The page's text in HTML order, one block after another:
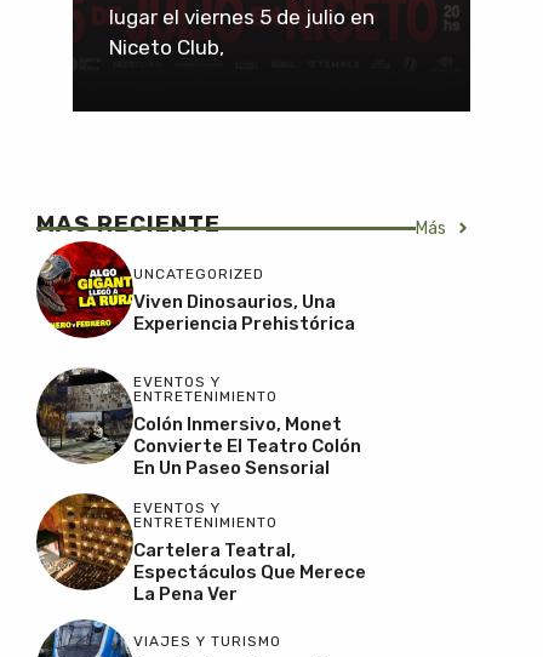
lugar el viernes 5 de julio en
Niceto Club,
MAS RECIENTE Más
UNCATEGORIZED
Viven Dinosaurios, Una
Experiencia Prehistórica
EVENTOS Y
ENTRETENIMIENTO
Colón Inmersivo, Monet
Convierte El Teatro Colón
En Un Paseo Sensorial
EVENTOS Y
ENTRETENIMIENTO
Cartelera Teatral,
Espectáculos Que Merece
La Pena Ver
VIAJES Y TURISMO